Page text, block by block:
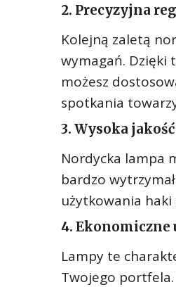
2. Precyzyjna
Kolejną zaletą
wymagań. Dzięki
możesz
spotkania
3. Wysoka
Nordycka lampa
bardzo
użytkowania haki
4.
Lampy te
Twojego portfela.